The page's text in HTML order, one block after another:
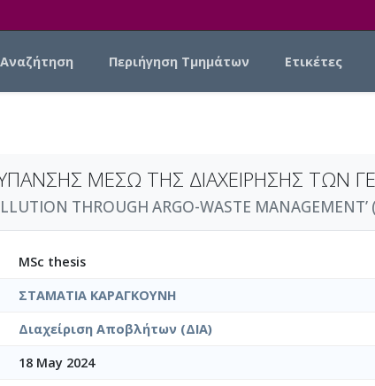
Αναζήτηση Περιήγηση Τμημάτων Ετικέτες
ΜΕΣΩ ΤΗΣ ΔΙΑΧΕΙΡΗΣΗΣ ΤΩΝ
THROUGH ARGO-WASTE MANAGEMENT’
MSc thesis
ΣΤΑΜΑΤΙΑ ΚΑΡΑΓΚΟΥΝΗ
Διαχείριση Αποβλήτων (ΔΙΑ)
18 May 2024